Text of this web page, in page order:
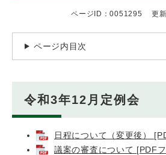
ページID：0051295 更
ページ内目次
令和3年12月定例会
日程について（変更後）
議案の審査について [PDF